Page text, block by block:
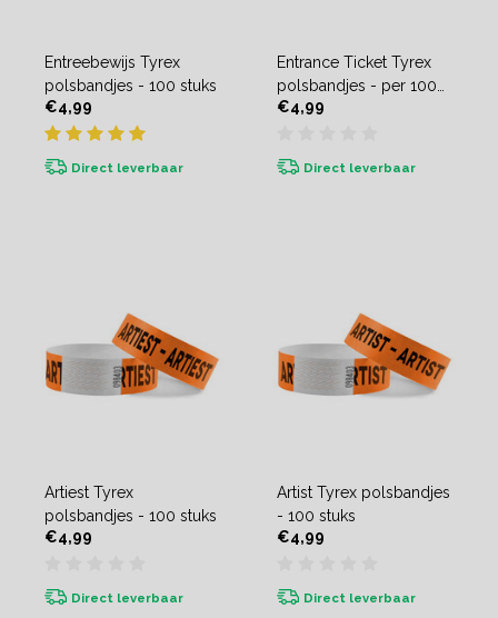
Entreebewijs Tyrex
polsbandjes - 100 stuks
€4,99
Direct leverbaar
Entrance Ticket Tyrex
polsbandjes - per 100
stuks
€4,99
Direct leverbaar
Artiest Tyrex
polsbandjes - 100 stuks
€4,99
Direct leverbaar
Artist Tyrex polsbandjes
- 100 stuks
€4,99
Direct leverbaar